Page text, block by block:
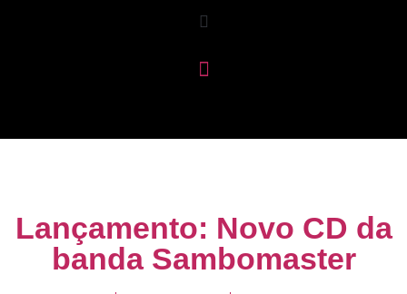
Lançamento: Novo CD da
banda Sambomaster